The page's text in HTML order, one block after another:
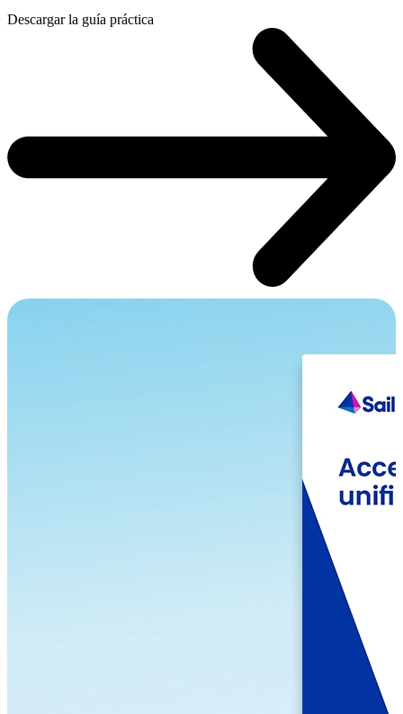
Descargar la guía práctica